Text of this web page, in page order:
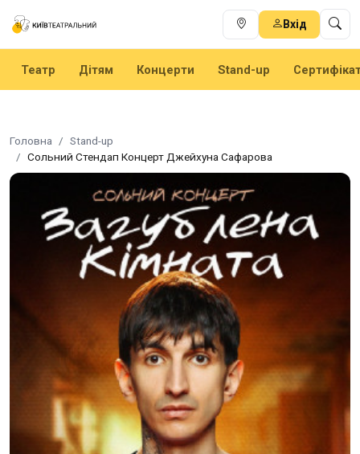
Вхід
Театр Дітям Концерти Stand-up
Головна
Stand-up
Сольний Стендап Концерт Джейхуна Сафарова